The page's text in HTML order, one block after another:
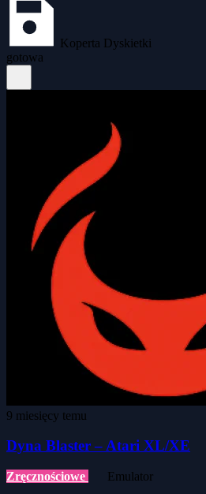
Koperta Dyskietki
gotowa
9 miesięcy temu
Dyna Blaster – Atari XL/XE
Zręcznościowe
Emulator